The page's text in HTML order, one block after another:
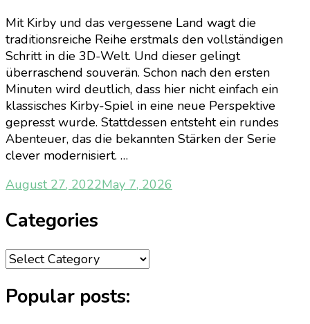
Mit Kirby und das vergessene Land wagt die
traditionsreiche Reihe erstmals den vollständigen
Schritt in die 3D-Welt. Und dieser gelingt
überraschend souverän. Schon nach den ersten
Minuten wird deutlich, dass hier nicht einfach ein
klassisches Kirby-Spiel in eine neue Perspektive
gepresst wurde. Stattdessen entsteht ein rundes
Abenteuer, das die bekannten Stärken der Serie
clever modernisiert. …
August 27, 2022May 7, 2026
Categories
Categories
Popular posts: